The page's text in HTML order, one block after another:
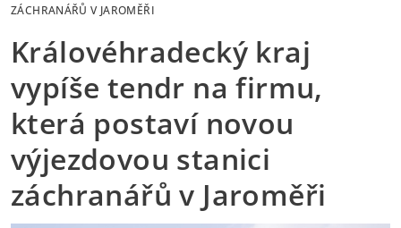
ZÁCHRANÁŘŮ V JAROMĚŘI
Královéhradecký kraj
vypíše tendr na firmu,
která postaví novou
výjezdovou stanici
záchranářů v Jaroměři
25. 05. 2026